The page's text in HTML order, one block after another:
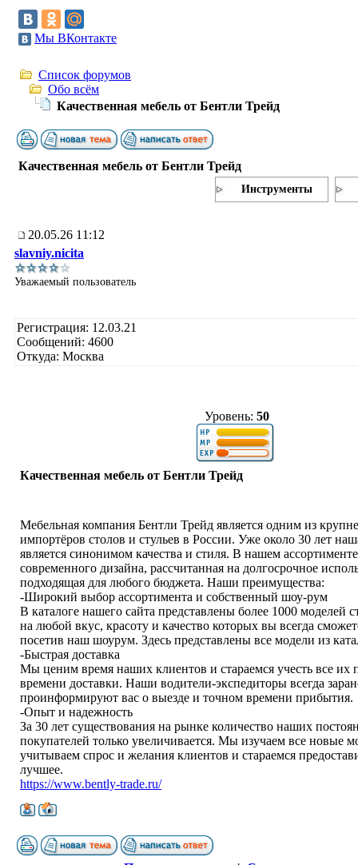
Мы ВКонтакте
Список форумов
Обо всём
Качественная мебель от Бентли Трейд
Качественная мебель от Бентли Трейд
Инструменты
20.05.26 11:12
slavniy.nicita
Уважаемый пользователь
Регистрация: 12.03.21
Сообщений: 4600
Откуда: Москва
Уровень: 50
Качественная мебель от Бентли Трейд
Мебельная компания Бентли Трейд является одним из
импортёров столов и стульев в России. Уже около 30 лет
является синонимом качества и стиля. В нашем
современного дизайна, рассчитанная на долгосрочное
подходящая для любого бюджета. Наши преимущества:
-Широкий выбор ассортимента и собственный шоу-рум
В каталоге нашего сайта представлены более 1000 моделей
на любой вкус, красоту и качество которых вы всегда
посетив наш шоурум. Здесь представлены все модели из
-Быстрая доставка
Мы ценим время наших клиентов и стараемся учесть все их
времени доставки. Наши водители-экспедиторы всегда
проинформируют вас о выезде и точном времени прибытия.
-Опыт и надежность
За 30 лет существования на рынке количество наших
покупателей только увеличивается. Мы изучаем все новые
учитываем спрос и желания клиентов и стараемся
лучшее.
https://www.bently-trade.ru/